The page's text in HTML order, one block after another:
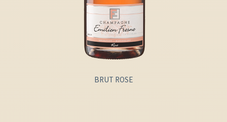
BRUT ROSE